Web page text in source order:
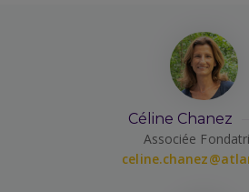
Céline Chanez
Associée